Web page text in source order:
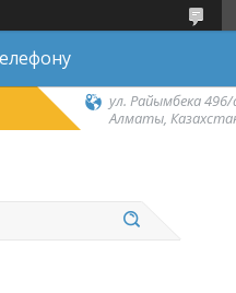
ул. Райымбека
Алматы,